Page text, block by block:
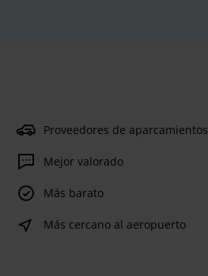
Proveedores de aparcamientos
Mejor valorado
Más barato
Más cercano al aeropuerto